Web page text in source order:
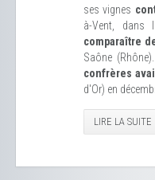
ses vignes
à-Vent, dans
comparaître
Saône
confrères
d'Or) en
LIRE LA SUITE